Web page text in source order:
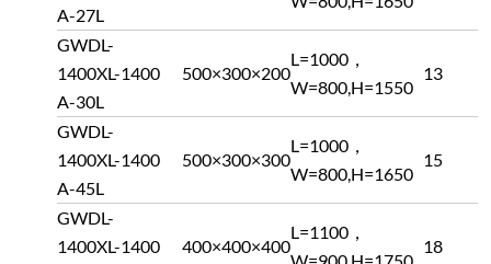
A-27L
GWDL-
1400XL-
A-30L
1400 500×300×200
L=1000，
W=800,H=1550
13
GWDL-
1400XL-
A-45L
1400 500×300×300
L=1000，
W=800,H=1650
15
GWDL-
1400XL-1400 400×400×400
L=1100，
18